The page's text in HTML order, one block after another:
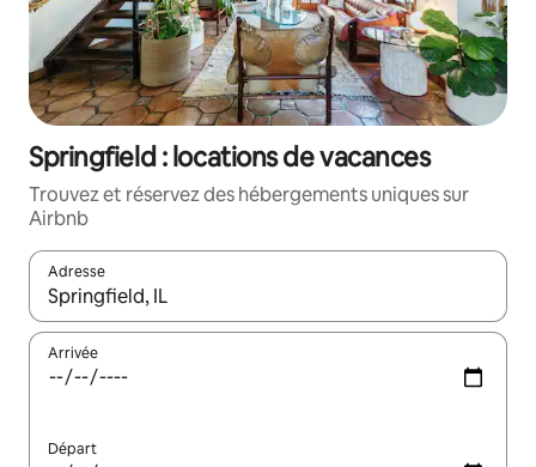
Springfield : locations de vacances
Trouvez et réservez des hébergements uniques sur
Airbnb
Adresse
Lorsque les résultats s'affichent, utilisez les flèches vers le
Arrivée
Départ